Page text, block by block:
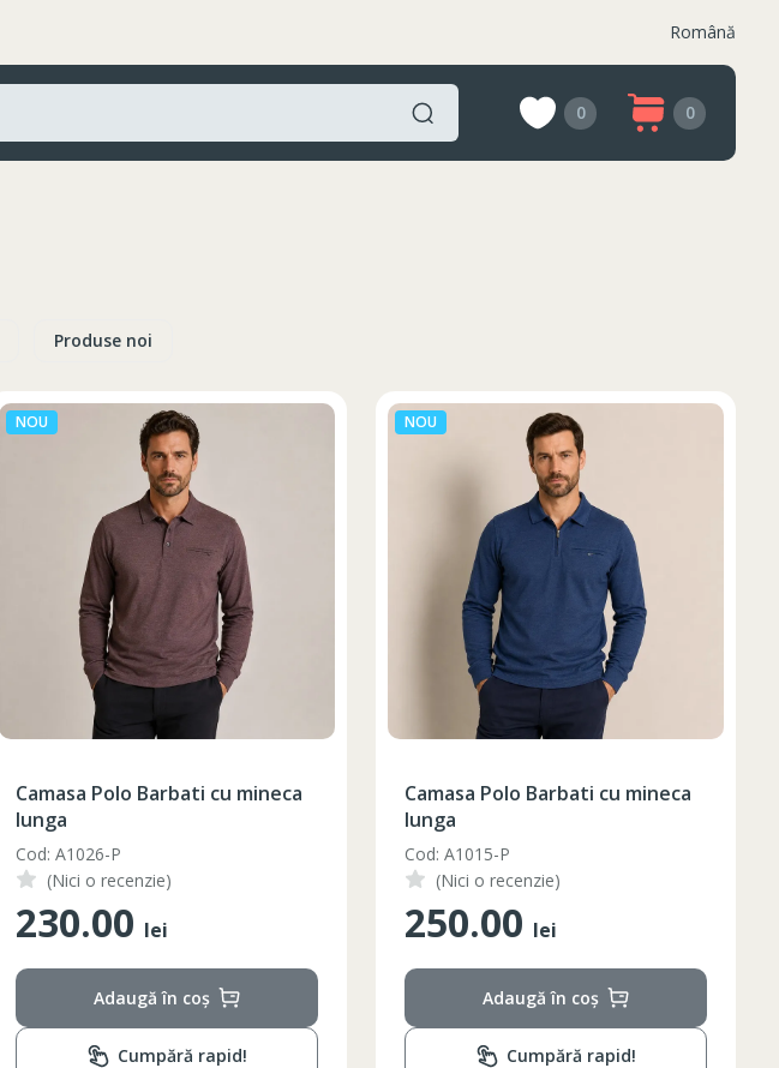
Română
0 0
Produse noi
NOU
Camasa Polo Barbati cu mineca
lunga
Cod: A1026-P
(Nici o recenzie)
230.00 lei
Adaugă în coș
Cumpără rapid!
NOU
Camasa Polo Barbati cu mineca
lunga
Cod: A1015-P
(Nici o recenzie)
250.00 lei
Adaugă în coș
Cumpără rapid!